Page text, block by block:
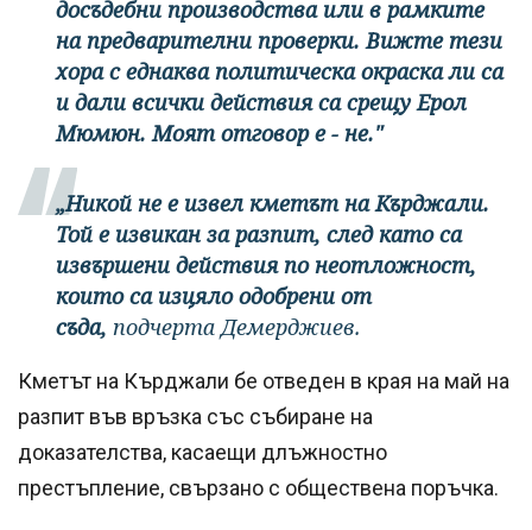
досъдебни производства или в рамките
на предварителни проверки. Вижте тези
хора с еднаква политическа окраска ли са
и дали всички действия са срещу Ерол
Мюмюн. Моят отговор е - не."
„Никой не е извел кметът на Кърджали.
Той е извикан за разпит, след като са
извършени действия по неотложност,
които са изцяло одобрени от
съда, подчерта Демерджиев.
Кметът на Кърджали бе отведен в края на май на
разпит във връзка със събиране на
доказателства, касаещи длъжностно
престъпление, свързано с обществена поръчка.